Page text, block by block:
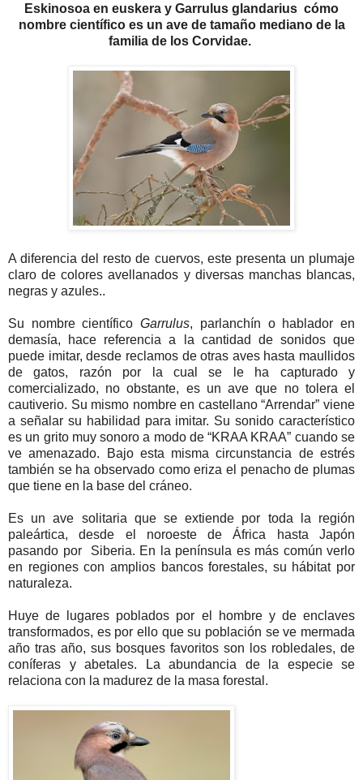
Eskinosoa en euskera y Garrulus glandarius cómo
nombre científico es un ave de tamaño mediano de la
familia de los Corvidae.
A diferencia del resto de cuervos, este presenta un plumaje
claro de colores avellanados y diversas manchas blancas,
negras y azules..
Su nombre científicoGarrulus, parlanchín o hablador en
demasía, hace referencia a la cantidad de sonidos que
puede imitar, desde reclamos de otras aves hasta maullidos
de gatos, razón por la cual se le ha capturado y
comercializado, no obstante, es un ave que no tolera el
cautiverio. Su mismo nombre en castellano “Arrendar” viene
a señalar su habilidad para imitar. Su sonido característico
es un grito muy sonoro a modo de “KRAA KRAA” cuando se
ve amenazado. Bajo esta misma circunstancia de estrés
también se ha observado como eriza el penacho de plumas
que tiene en la base del cráneo.
Es un ave solitaria que se extiende por toda la región
paleártica, desde el noroeste de África hasta Japón
pasando por Siberia. En la península es más común verlo
en regiones con amplios bancos forestales, su hábitat por
naturaleza.
Huye de lugares poblados por el hombre y de enclaves
transformados, es por ello que su población se ve mermada
año tras año, sus bosques favoritos son los robledales, de
coníferas y abetales. La abundancia de la especie se
relaciona con la madurez de la masa forestal.